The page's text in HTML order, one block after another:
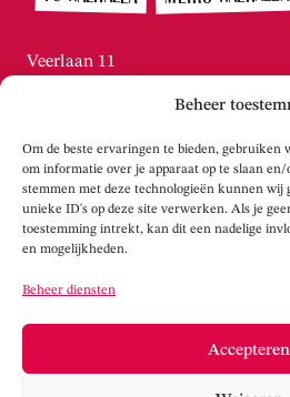
Beheer
Om de beste ervaringen te bieden, gebruiken
om informatie over je apparaat op te slaan
stemmen met deze technologieën kunnen wij
unieke ID's op deze site verwerken. Als je
toestemming intrekt, kan dit een nadelige
en mogelijkheden.
Beheer diensten
Accepteren
Veerlaan 11
Di t/m vr tussen 13:00 – 16:00
info@theaterwalhalla.nl
WERKPLAATS WALHALLA
3072 LS Rotterdam / Katendrecht
info@werkplaatswalhalla.nl
www.werkplaatswalhalla.nl